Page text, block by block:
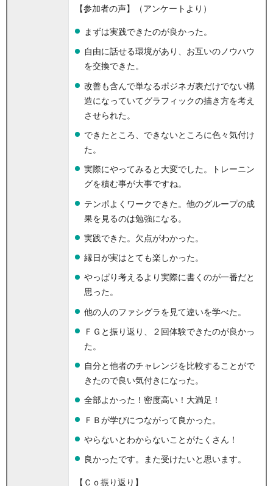
【参加者の声】（アンケートより）
まずは実践できたのが良かった。
自由に話せる環境があり、お互いのノウハウ
を交換できた。
改善も含んで単なるポジネガ表だけでない構
造になっていてグラフィックの描き方を考え
させられた。
できたところ、できないところに色々気付け
た。
実際にやってみると大変でした。トレーニン
グを積む事が大事ですね。
テンポよくワークできた。他のグループの成
果を見るのは勉強になる。
実践できた。欠点がわかった。
縁日が実はとても楽しかった。
やっぱり考えるより実際に書くのが一番だと
思った。
他の人のファシグラを見て違いを学べた。
ＦＧと振り返り、２回体験できたのが良かっ
た。
自分と他者のチャレンジを比較することがで
きたので良い気付きになった。
全部よかった！密度高い！大満足！
ＦＢが学びにつながって良かった。
やらないとわからないことがたくさん！
良かったです。また受けたいと思います。
【Ｃｏ振り返り】